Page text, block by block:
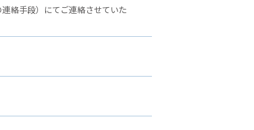
絡手段）にてご連絡させていた